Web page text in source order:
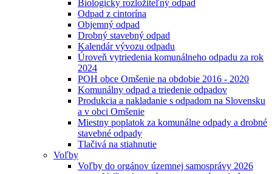
Biologicky rozložiteľný odpad
Odpad z cintorína
Objemný odpad
Drobný stavebný odpad
Kalendár vývozu odpadu
Úroveň vytriedenia komunálneho odpadu za rok
2024
POH obce Omšenie na obdobie 2016 - 2020
Komunálny odpad a triedenie odpadov
Produkcia a nakladanie s odpadom na Slovensku
a v obci Omšenie
Miestny poplatok za komunálne odpady a drobné
stavebné odpady
Tlačivá na stiahnutie
Voľby
Voľby do orgánov územnej samosprávy 2026